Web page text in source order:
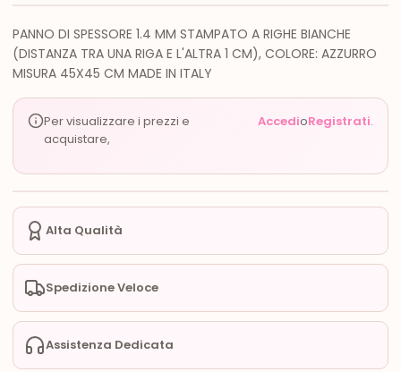
PANNO DI SPESSORE 1.4 MM STAMPATO A RIGHE BIANCHE
(DISTANZA TRA UNA RIGA E L'ALTRA 1 CM), COLORE: AZZURRO
MISURA 45X45 CM MADE IN ITALY
Per visualizzare i prezzi e
acquistare,
AccedioRegistrati.
Alta Qualità
Spedizione Veloce
Assistenza Dedicata